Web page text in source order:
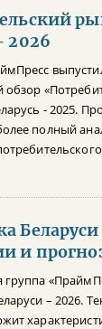
2026
обзор
- 2025.
полный
и
группа
– 2026.